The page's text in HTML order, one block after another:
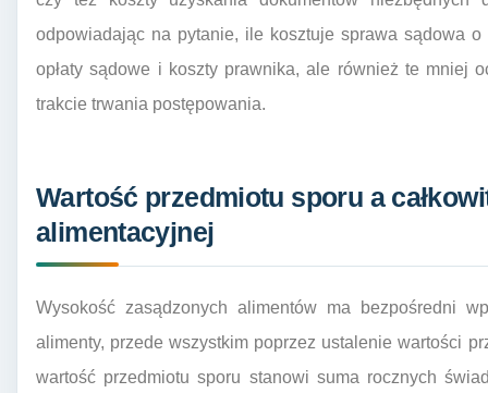
odpowiadając na pytanie, ile kosztuje sprawa sądowa
opłaty sądowe i koszty prawnika, ale również te mniej
trakcie trwania postępowania.
Wartość przedmiotu sporu a
alimentacyjnej
Wysokość zasądzonych alimentów ma bezpośredni
alimenty, przede wszystkim poprzez ustalenie wartości
wartość przedmiotu sporu stanowi suma rocznych